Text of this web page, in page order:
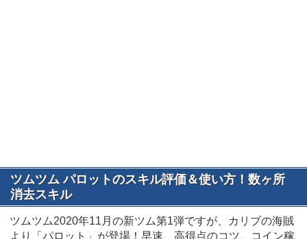
ツムツム パロットのスキル評価＆使い方！数ヶ所
消去スキル
ツムツム2020年11月の新ツム第1弾ですが、カリブの海賊
より「パロット」が登場！早速、高得点のコツ、コイン稼